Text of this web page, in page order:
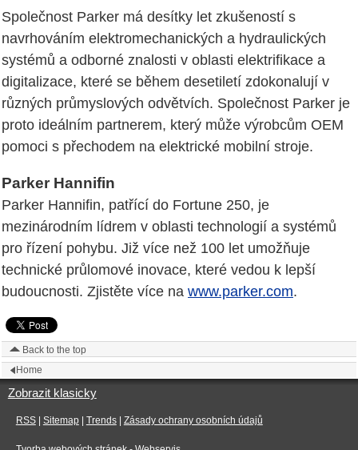
Společnost Parker má desítky let zkušeností s
navrhováním elektromechanických a hydraulických
systémů a odborné znalosti v oblasti elektrifikace a
digitalizace, které se během desetiletí zdokonalují v
různých průmyslových odvětvích. Společnost Parker je
proto ideálním partnerem, který může výrobcům OEM
pomoci s přechodem na elektrické mobilní stroje.
Parker Hannifin
Parker Hannifin, patřící do Fortune 250, je
mezinárodním lídrem v oblasti technologií a systémů
pro řízení pohybu. Již více než 100 let umožňuje
technické průlomové inovace, které vedou k lepší
budoucnosti. Zjistěte více na www.parker.com.
Back to the top
Home
Zobrazit klasicky
RSS| Sitemap| Trends| Zásady ochrany osobních údajů